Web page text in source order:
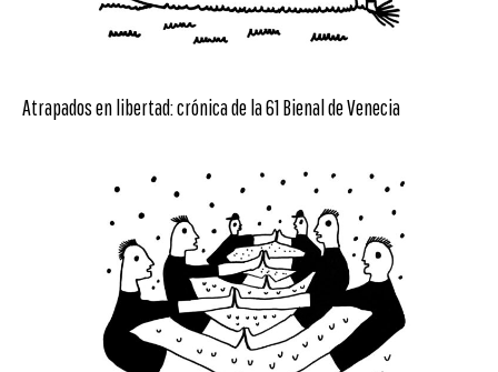
Atrapados en libertad: crónica de la 61 Bienal de Venecia